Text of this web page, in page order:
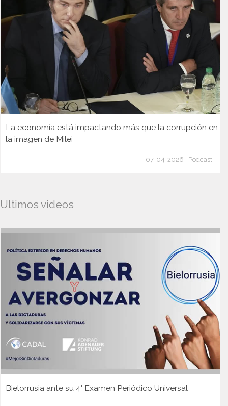
La economía está impactando más que la corrupción en
la imagen de Milei
07-04-2026 | Podcast
Ultimos videos
Bielorrusia ante su 4° Examen Periódico Universal